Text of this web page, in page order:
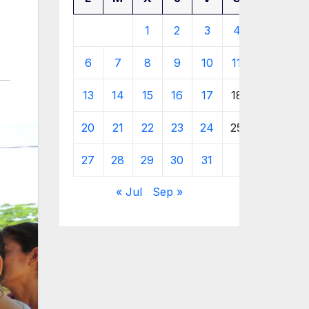
1 2 3 4
6 7 8 9 10 11
13 14 15 16 17 18
20 21 22 23 24 25
27 28 29 30 31
« Jul Sep »